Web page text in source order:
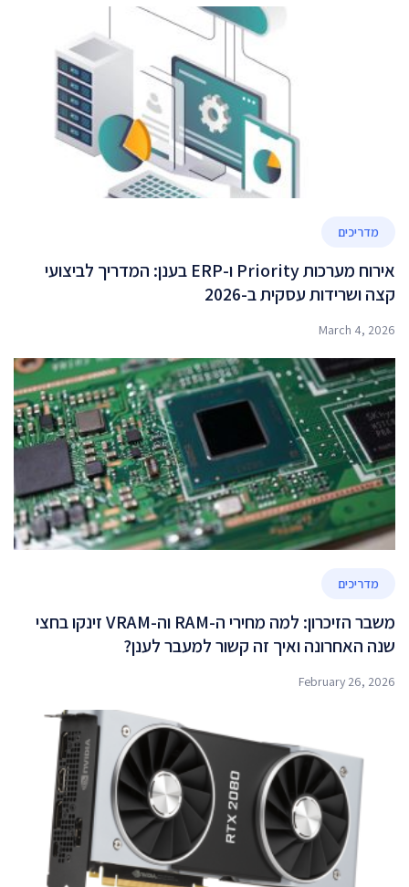
מדריכים
אירוח מערכות Priority ו-ERP בענן: המדריך לביצועי
קצה ושרידות עסקית ב-2026
March 4, 2026
מדריכים
משבר הזיכרון: למה מחירי ה-RAM וה-VRAM זינקו בחצי
שנה האחרונה ואיך זה קשור למעבר לענן?
February 26, 2026